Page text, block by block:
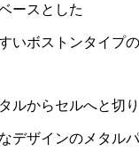
ースとした
いボストンタイプ
ルからセルへと切
デザインのメタル